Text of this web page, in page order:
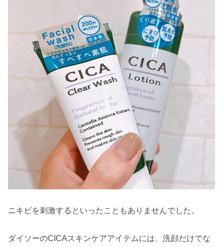
ニキビを刺激するといったこともありませんでした。
ダイソーのCICAスキンケアアイテムには、洗顔だけでな